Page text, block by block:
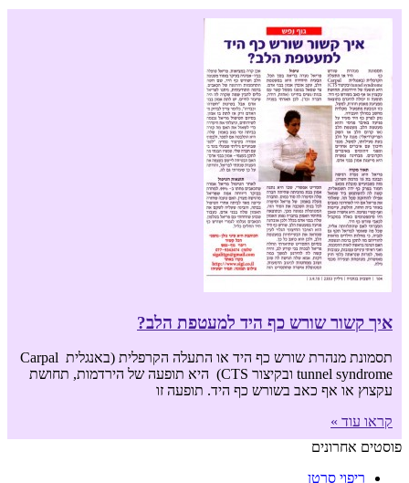
איך קשור שורש כף היד למעטפת הלב?
תסמונת מנהרת שורש כף היד או התעלה הקרפלית (באנגלית Carpal
tunnel syndrome ובקיצור CTS) היא תופעה של הירדמות, תחושת
עקצוץ או אף כאב בשורש כף היד. תופעה זו
קראו עוד »
פוסטים אחרונים
ריפוי סרטן